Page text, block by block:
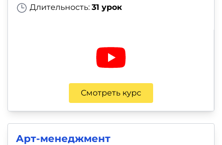
Длительность: 31 урок
Смотреть курс
Арт-менеджмент